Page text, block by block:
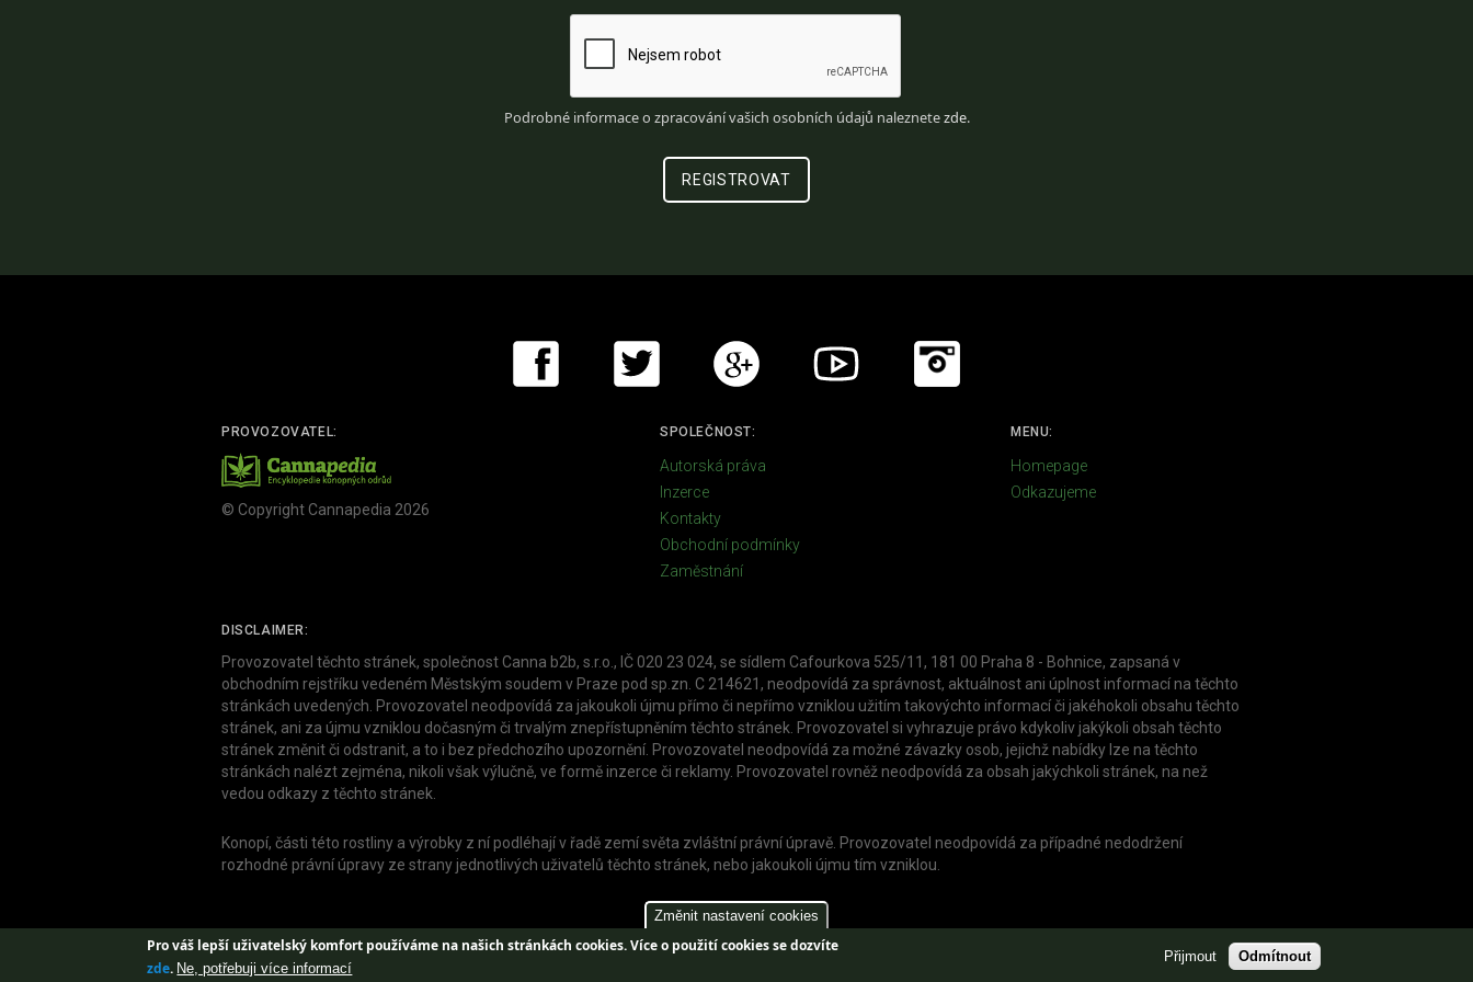
Změnit nastavení cookies
Pro váš lepší uživatelský komfort používáme na našich stránkách cookies. Více o použití cookies se dozvíte
zde. Ne, potřebuji více informací
Přijmout Odmítnout
Podrobné informace o zpracování vašich osobních údajů naleznetezde.
PROVOZOVATEL:
© Copyright Cannapedia 2026
SPOLEČNOST:
Autorská práva
Inzerce
Kontakty
Obchodní podmínky
Zaměstnání
MENU:
Homepage
Odkazujeme
DISCLAIMER:
Provozovatel těchto stránek, společnost Canna b2b, s.r.o., IČ 020 23 024, se sídlem Cafourkova 525/11, 181 00 Praha 8 - Bohnice, zapsaná v
obchodním rejstříku vedeném Městským soudem v Praze pod sp.zn. C 214621, neodpovídá za správnost, aktuálnost ani úplnost informací na těchto
stránkách uvedených. Provozovatel neodpovídá za jakoukoli újmu přímo či nepřímo vzniklou užitím takovýchto informací či jakéhokoli obsahu těchto
stránek, ani za újmu vzniklou dočasným či trvalým znepřístupněním těchto stránek. Provozovatel si vyhrazuje právo kdykoliv jakýkoli obsah těchto
stránek změnit či odstranit, a to i bez předchozího upozornění. Provozovatel neodpovídá za možné závazky osob, jejichž nabídky lze na těchto
stránkách nalézt zejména, nikoli však výlučně, ve formě inzerce či reklamy. Provozovatel rovněž neodpovídá za obsah jakýchkoli stránek, na než
vedou odkazy z těchto stránek.
Konopí, části této rostliny a výrobky z ní podléhají v řadě zemí světa zvláštní právní úpravě. Provozovatel neodpovídá za případné nedodržení
rozhodné právní úpravy ze strany jednotlivých uživatelů těchto stránek, nebo jakoukoli újmu tím vzniklou.